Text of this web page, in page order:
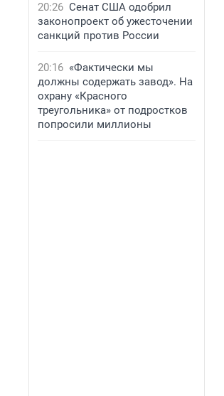
20:26 Сенат США одобрил
законопроект об ужесточении
санкций против России
20:16 «Фактически мы
должны содержать завод». На
охрану «Красного
треугольника» от подростков
попросили миллионы